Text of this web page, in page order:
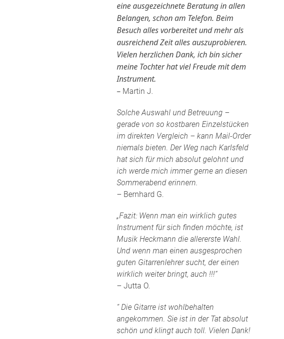
eine ausgezeichnete Beratung in allen
Belangen, schon am Telefon. Beim
Besuch alles vorbereitet und mehr als
ausreichend Zeit alles auszuprobieren.
Vielen herzlichen Dank, ich bin sicher
meine Tochter hat viel Freude mit dem
Instrument.
– Martin J.
Solche Auswahl und Betreuung –
gerade von so kostbaren Einzelstücken
im direkten Vergleich – kann Mail-Order
niemals bieten. Der Weg nach Karlsfeld
hat sich für mich absolut gelohnt und
ich werde mich immer gerne an diesen
Sommerabend erinnern.
– Bernhard G.
„Fazit: Wenn man ein wirklich gutes
Instrument für sich finden möchte, ist
Musik Heckmann die allererste Wahl.
Und wenn man einen ausgesprochen
guten Gitarrenlehrer sucht, der einen
wirklich weiter bringt, auch !!!“
– Jutta O.
“ Die Gitarre ist wohlbehalten
angekommen. Sie ist in der Tat absolut
schön und klingt auch toll. Vielen Dank!